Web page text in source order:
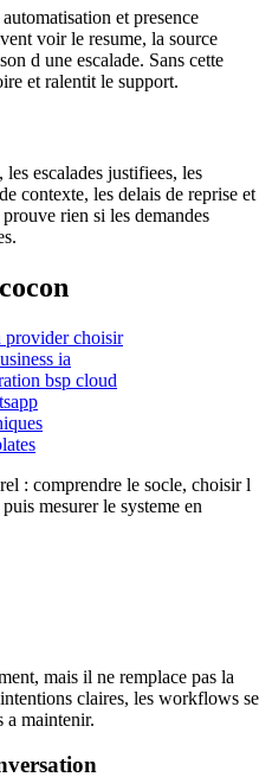
et presence
voir le resume, la source
d une escalade. Sans cette
et ralentit le support.
escalades justifiees, les
contexte, les delais de reprise et
rien si les demandes
provider choisir
ia
bsp cloud
: comprendre le socle, choisir l
mesurer le systeme en
mais il ne remplace pas la
claires, les workflows se
maintenir.